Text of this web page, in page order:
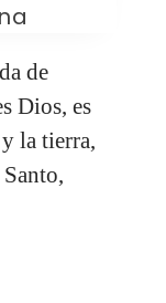
de
Dios, es
la tierra,